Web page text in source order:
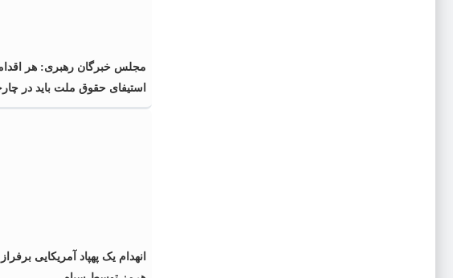
مجلس خبرگان رهبری: هر
استیفای حقوق ملت باید در
تدابیر رهبر انقلاب باشد
انهدام یک پهپاد آمریکایی